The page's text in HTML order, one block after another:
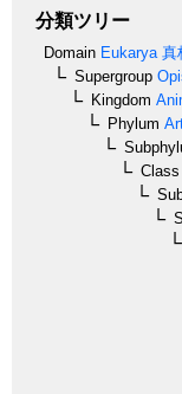
分類ツリー
Domain Eukarya 真
Supergroup
Kingdom
Phylum
Class